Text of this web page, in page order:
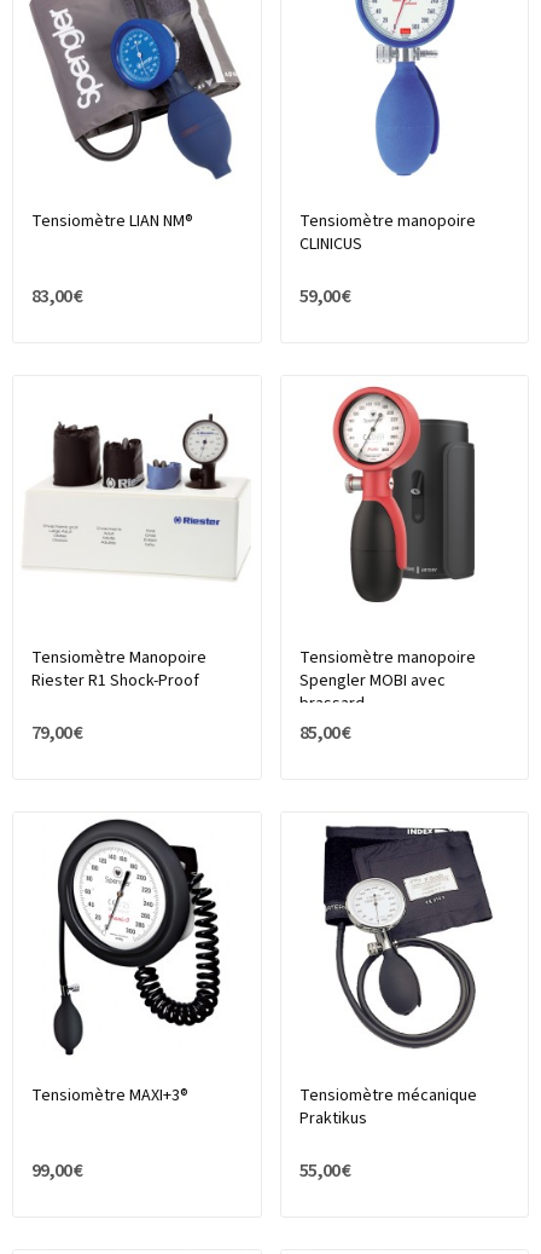
Tensiomètre LIAN NM®
83,00 €
Tensiomètre manopoire
CLINICUS
59,00 €
Tensiomètre Manopoire
Riester R1 Shock-Proof
79,00 €
Tensiomètre manopoire
Spengler MOBI avec
brassard
85,00 €
Tensiomètre MAXI+3®
99,00 €
Tensiomètre mécanique
Praktikus
55,00 €